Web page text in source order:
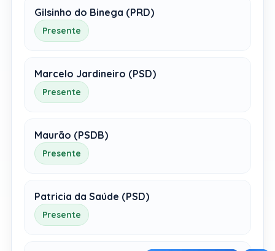
Gilsinho do Binega (PRD)
Presente
Marcelo Jardineiro (PSD)
Presente
Maurão (PSDB)
Presente
Patricia da Saúde (PSD)
Presente